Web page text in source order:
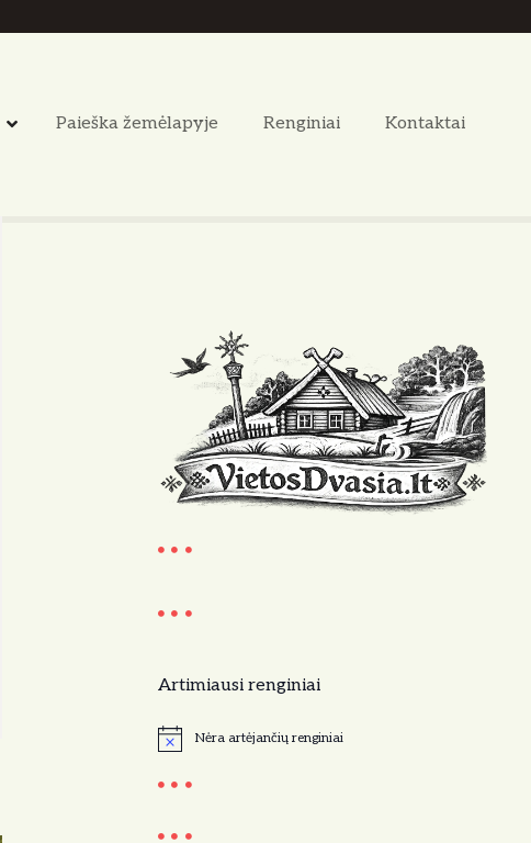
Paieška žemėlapyje Renginiai Kontaktai
Artimiausi renginiai
N
t
e
Nėra artėjančių renginiai